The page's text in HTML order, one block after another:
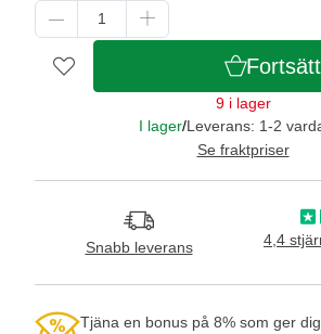
Fortsätt
9 i lager
I lager/Leverans: 1-2
Se fraktpriser
Snabb leverans 4,4
Tjäna en bonus på 8% som ger